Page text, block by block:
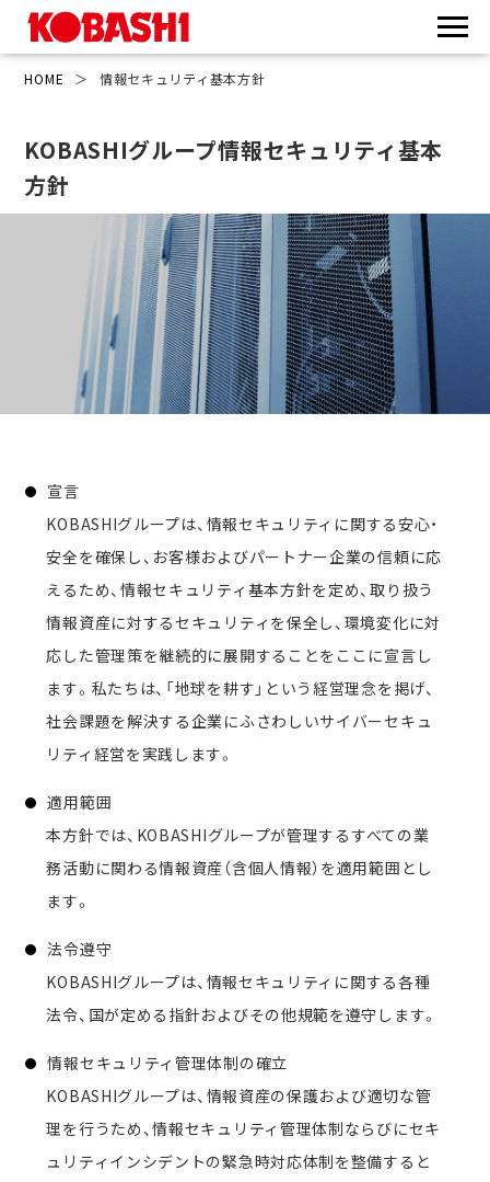
HOME ＞ 情報セキュリティ基本方針
KOBASHIグループ情報セキュリティ基本
方針
宣言
KOBASHIグループは、情報セキュリティに関する安心・
安全を確保し、お客様およびパートナー企業の信頼に応
えるため、情報セキュリティ基本方針を定め、取り扱う
情報資産に対するセキュリティを保全し、環境変化に対
応した管理策を継続的に展開することをここに宣言し
ます。私たちは、「地球を耕す」という経営理念を掲げ、
社会課題を解決する企業にふさわしいサイバーセキュ
リティ経営を実践します。
適用範囲
本方針では、KOBASHIグループが管理するすべての業
務活動に関わる情報資産（含個人情報）を適用範囲とし
ます。
法令遵守
KOBASHIグループは、情報セキュリティに関する各種
法令、国が定める指針およびその他規範を遵守します。
情報セキュリティ管理体制の確立
KOBASHIグループは、情報資産の保護および適切な管
理を行うため、情報セキュリティ管理体制ならびにセキ
ュリティインシデントの緊急時対応体制を整備すると